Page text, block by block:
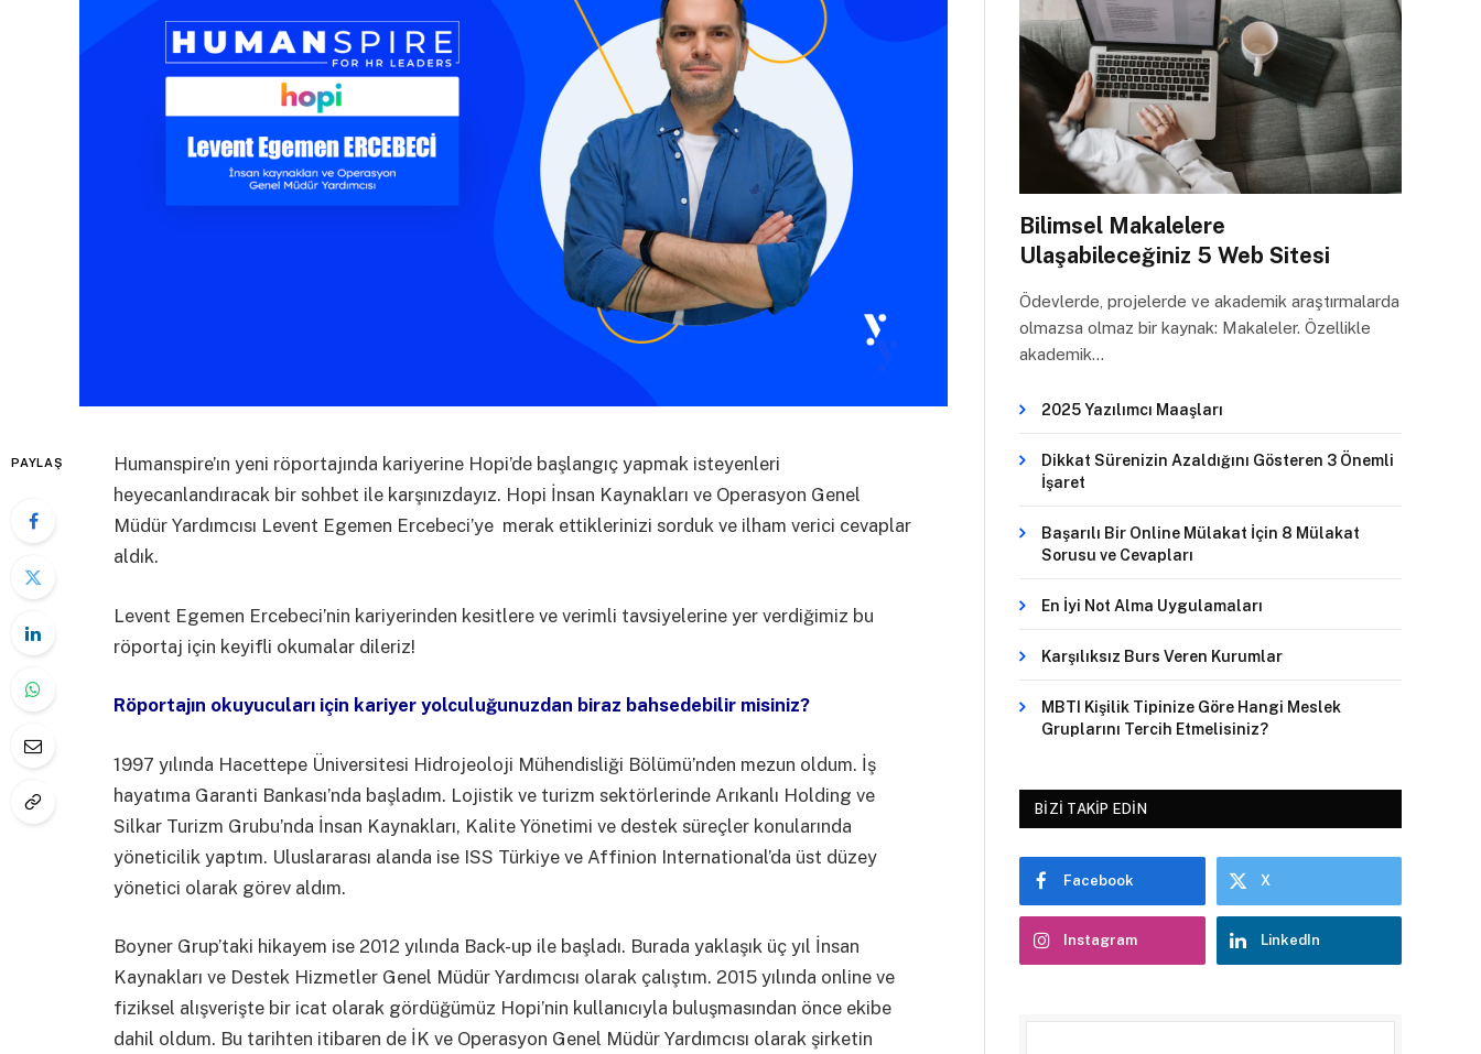
PAYLAŞ
Humanspire’ın yeni röportajında kariyerine Hopi’de başlangıç yapmak isteyenleri
heyecanlandıracak bir sohbet ile karşınızdayız. Hopi İnsan Kaynakları ve Operasyon Genel
Müdür Yardımcısı Levent Egemen Ercebeci’ye merak ettiklerinizi sorduk ve ilham verici cevaplar
aldık.
Levent Egemen Ercebeci’nin kariyerinden kesitlere ve verimli tavsiyelerine yer verdiğimiz bu
röportaj için keyifli okumalar dileriz!
Röportajın okuyucuları için kariyer yolculuğunuzdan biraz bahsedebilir misiniz?
1997 yılında Hacettepe Üniversitesi Hidrojeoloji Mühendisliği Bölümü’nden mezun oldum. İş
hayatıma Garanti Bankası’nda başladım. Lojistik ve turizm sektörlerinde Arıkanlı Holding ve
Silkar Turizm Grubu’nda İnsan Kaynakları, Kalite Yönetimi ve destek süreçler konularında
yöneticilik yaptım. Uluslararası alanda ise ISS Türkiye ve Affinion International’da üst düzey
yönetici olarak görev aldım.
Boyner Grup’taki hikayem ise 2012 yılında Back-up ile başladı. Burada yaklaşık üç yıl İnsan
Kaynakları ve Destek Hizmetler Genel Müdür Yardımcısı olarak çalıştım. 2015 yılında online ve
fiziksel alışverişte bir icat olarak gördüğümüz Hopi’nin kullanıcıyla buluşmasından önce ekibe
dahil oldum. Bu tarihten itibaren de İK ve Operasyon Genel Müdür Yardımcısı olarak şirketin
Bilimsel Makalelere
Ulaşabileceğiniz 5 Web Sitesi
Ödevlerde, projelerde ve akademik araştırmalarda
olmazsa olmaz bir kaynak: Makaleler. Özellikle
akademik…
2025 Yazılımcı Maaşları
Dikkat Sürenizin Azaldığını Gösteren 3 Önemli
İşaret
Başarılı Bir Online Mülakat İçin 8 Mülakat
Sorusu ve Cevapları
En İyi Not Alma Uygulamaları
Karşılıksız Burs Veren Kurumlar
MBTI Kişilik Tipinize Göre Hangi Meslek
Gruplarını Tercih Etmelisiniz?
BIZI TAKIP EDIN
Facebook X
Instagram LinkedIn